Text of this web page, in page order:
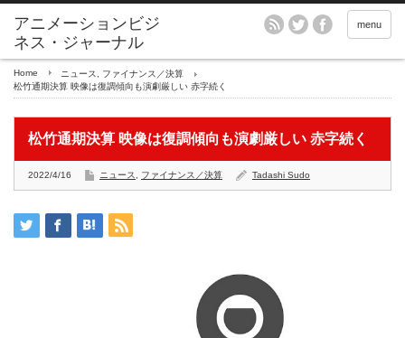
アニメーションビジ
ネス・ジャーナル
menu
Home ニュース
ファイナンス／決算
松竹通期決算 映像は復調傾向も演劇厳しい 赤字続く
松竹通期決算 映像は復調傾向も演劇厳しい 赤字続く
2022/4/16 ニュース ファイナンス／決算 Tadashi Sudo